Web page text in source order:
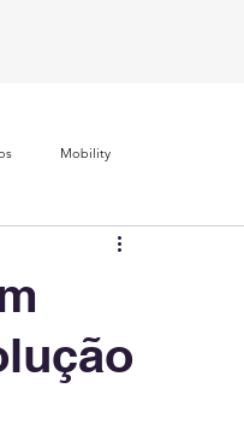
Mobility
Electric Mobility Ranking
Choice Climate Policy